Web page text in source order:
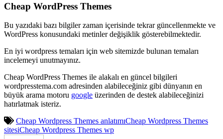
Cheap WordPress Themes
Bu yazıdaki bazı bilgiler zaman içerisinde tekrar güncellenmekte ve
WordPress konusundaki metinler değişiklik gösterebilmektedir.
En iyi wordpress temaları için web sitemizde bulunan temaları
incelemeyi unutmayınız.
Cheap WordPress Themes ile alakalı en güncel bilgileri
wordpresstema.com adresinden alabileceğiniz gibi dünyanın en
büyük arama motoru google üzerinden de destek alabileceğinizi
hatırlatmak isteriz.
Cheap Wordpress Themes anlatımıCheap Wordpress Themes
sitesiCheap Wordpress Themes wp